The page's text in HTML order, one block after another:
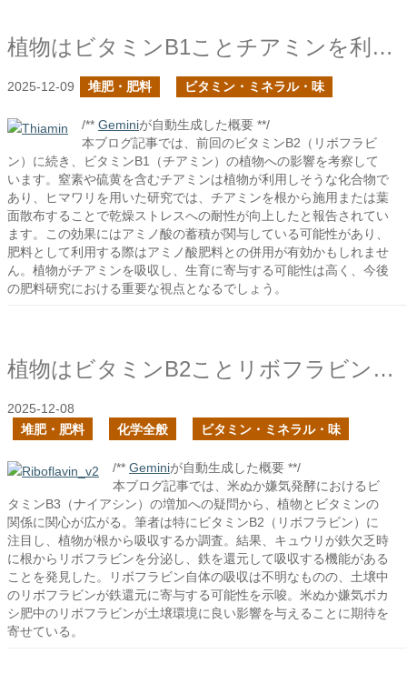
植物はビタミンB1ことチアミンを利用するか？
2025-12-09 堆肥・肥料 ビタミン・ミネラル・味
/** Geminiが自動生成した概要 **/
本ブログ記事では、前回のビタミンB2（リボフラビ
ン）に続き、ビタミンB1（チアミン）の植物への影響を考察して
います。窒素や硫黄を含むチアミンは植物が利用しそうな化合物で
あり、ヒマワリを用いた研究では、チアミンを根から施用または葉
面散布することで乾燥ストレスへの耐性が向上したと報告されてい
ます。この効果にはアミノ酸の蓄積が関与している可能性があり、
肥料として利用する際はアミノ酸肥料との併用が有効かもしれませ
ん。植物がチアミンを吸収し、生育に寄与する可能性は高く、今後
の肥料研究における重要な視点となるでしょう。
植物はビタミンB2ことリボフラビンを利用するか？
2025-12-08
堆肥・肥料
化学全般 ビタミン・ミネラル・味
/** Geminiが自動生成した概要 **/
本ブログ記事では、米ぬか嫌気発酵におけるビ
タミンB3（ナイアシン）の増加への疑問から、植物とビタミンの
関係に関心が広がる。筆者は特にビタミンB2（リボフラビン）に
注目し、植物が根から吸収するか調査。結果、キュウリが鉄欠乏時
に根からリボフラビンを分泌し、鉄を還元して吸収する機能がある
ことを発見した。リボフラビン自体の吸収は不明なものの、土壌中
のリボフラビンが鉄還元に寄与する可能性を示唆。米ぬか嫌気ボカ
シ肥中のリボフラビンが土壌環境に良い影響を与えることに期待を
寄せている。